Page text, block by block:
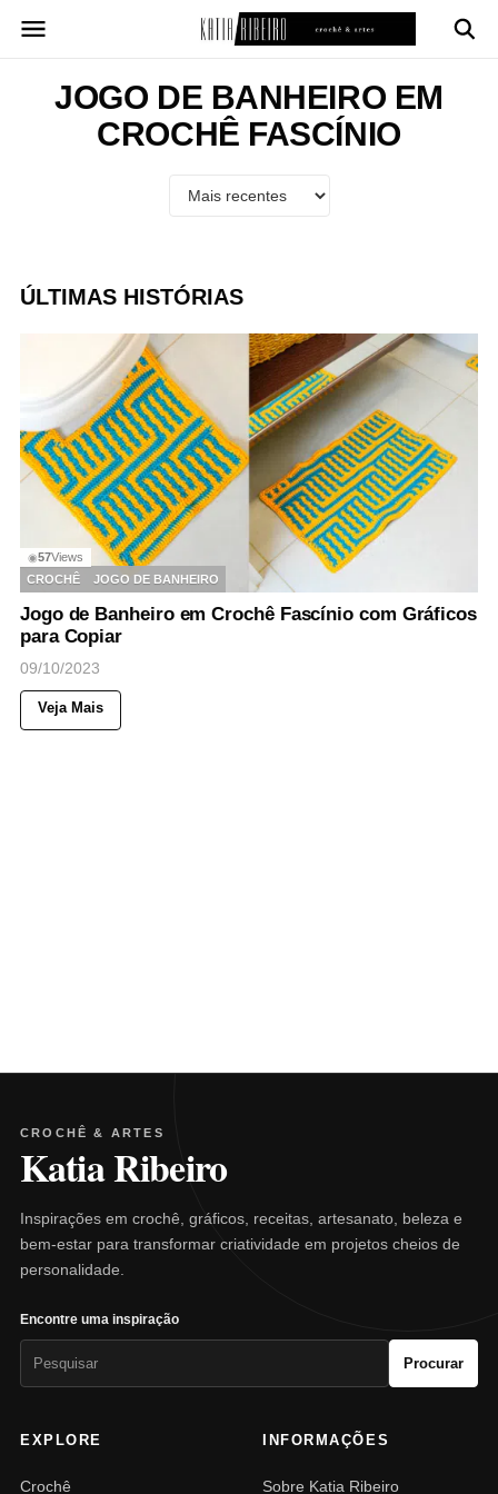
para
conteúdoJOGO DE BANHEIRO EM
CROCHÊ FASCÍNIO
ÚLTIMAS HISTÓRIAS
◉57Views
CROCHÊ
JOGO DE BANHEIRO
Jogo de Banheiro em Crochê Fascínio com Gráficos
para Copiar
09/10/2023
Veja Mais
CROCHÊ & ARTES
Katia Ribeiro
Inspirações em crochê, gráficos, receitas, artesanato, beleza e
bem-estar para transformar criatividade em projetos cheios de
personalidade.
Encontre uma inspiração
Procurar
EXPLORE
Crochê
INFORMAÇÕES
Sobre Katia Ribeiro